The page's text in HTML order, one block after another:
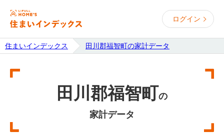
ログイン
住まいインデックス 田川郡福智町の家計データ
田川郡福智町の
家計データ